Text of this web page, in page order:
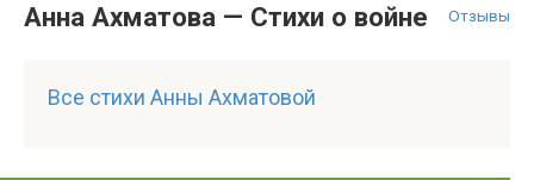
Отзывы
Анна Ахматова — Стихи о войне
Все стихи Анны Ахматовой